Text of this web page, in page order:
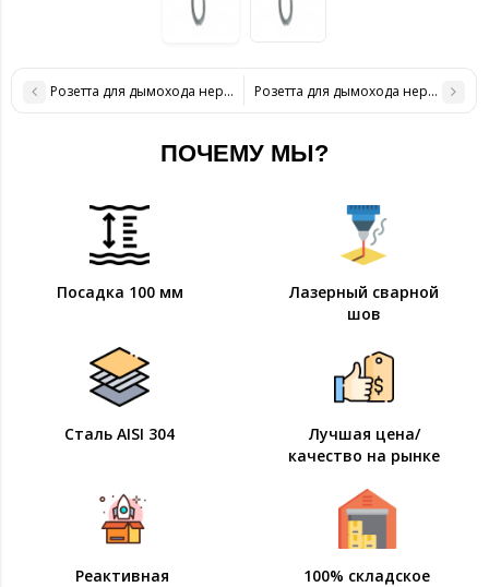
Розетта для дымохода нержавейка D-120 мм толщина 0,6 мм
Розетта для дымохода
ПОЧЕМУ МЫ?
Посадка 100 мм
Лазерный сварной
шов
Сталь AISI 304
Лучшая цена/
качество на рынке
Реактивная
100% складское